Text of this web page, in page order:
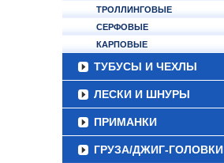
ТРОЛЛИНГОВЫЕ
СЕРФОВЫЕ
КАРПОВЫЕ
ТУБУСЫ И ЧЕХЛЫ
ЛЕСКИ И ШНУРЫ
ПРИМАНКИ
ГРУЗА/ДЖИГ-ГОЛОВКИ